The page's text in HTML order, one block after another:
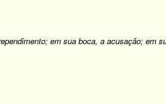
em sua boca, a acusação; em